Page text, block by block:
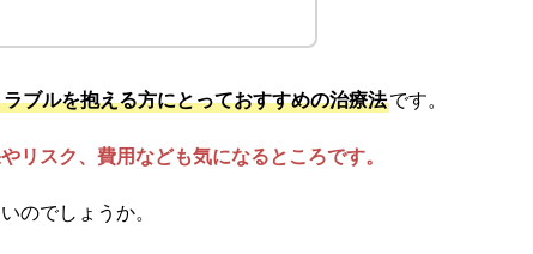
ブルを抱える方にとっておすすめの治療法です。
リスク、費用なども気になるところです。
のでしょうか。